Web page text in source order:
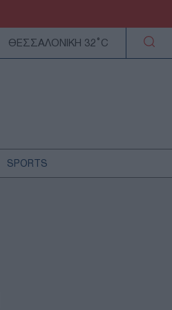
ΘΕΣΣΑΛΟΝΙΚΗ 32°C
SPORTS